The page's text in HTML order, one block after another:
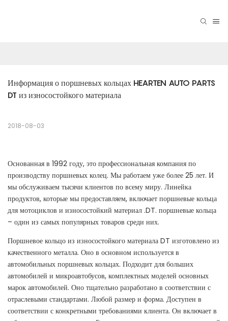
Информация о поршневых кольцах HEARTEN AUTO PARTS
DT из износостойкого материала
2018-08-03
Основанная в 1992 году, это профессиональная компания по
производству поршневых колец. Мы работаем уже более 25 лет. И
мы обслуживаем тысячи клиентов по всему миру. Линейка
продуктов, которые мы предоставляем, включает поршневые кольца
для мотоциклов и износостойкий материал .DT. поршневые кольца
– один из самых популярных товаров среди них.
Поршневое кольцо из износостойкого материала DT изготовлено из
качественного металла. Оно в основном используется в
автомобильных поршневых кольцах. Подходит для больших
автомобилей и микроавтобусов, комплектных моделей основных
марок автомобилей. Оно тщательно разработано в соответствии с
отраслевыми стандартами. Любой размер и форма. Доступен в
соответствии с конкретными требованиями клиента. Он включает в